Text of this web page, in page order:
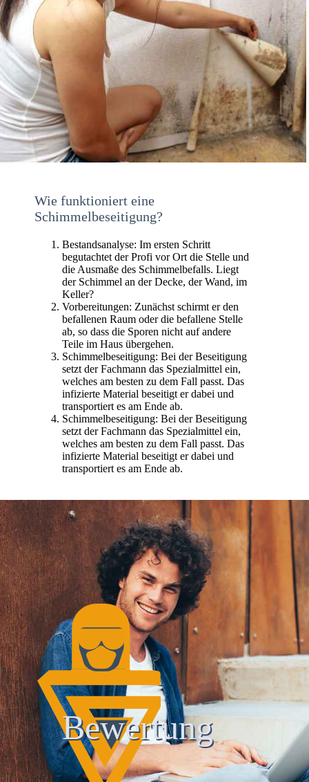
Wie funktioniert eine
Schimmelbeseitigung?
Bestandsanalyse: Im ersten Schritt
begutachtet der Profi vor Ort die Stelle und
die Ausmaße des Schimmelbefalls. Liegt
der Schimmel an der Decke, der Wand, im
Keller?
Vorbereitungen: Zunächst schirmt er den
befallenen Raum oder die befallene Stelle
ab, so dass die Sporen nicht auf andere
Teile im Haus übergehen.
Schimmelbeseitigung: Bei der Beseitigung
setzt der Fachmann das Spezialmittel ein,
welches am besten zu dem Fall passt. Das
infizierte Material beseitigt er dabei und
transportiert es am Ende ab.
Schimmelbeseitigung: Bei der Beseitigung
setzt der Fachmann das Spezialmittel ein,
welches am besten zu dem Fall passt. Das
infizierte Material beseitigt er dabei und
transportiert es am Ende ab.
Bewertung